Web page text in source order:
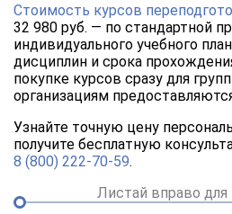
Стоимость курсов
32 980 руб. — по стандартной
индивидуального учебного
дисциплин и срока
покупке курсов сразу для
организациям
Узнайте точную цену
получите бесплатную
8 (800) 222-70-59.
Листай вправо для